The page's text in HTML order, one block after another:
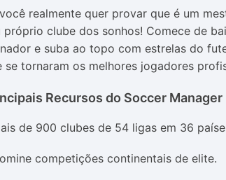
realmente quer provar que é um
próprio clube dos sonhos! Comece de
e suba ao topo com estrelas do
se tornaram os melhores jogadores
Recursos do Soccer
de 900 clubes de 54 ligas em 36
competições continentais de elite.